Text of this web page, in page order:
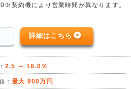
契約機により営業時間が異なります。
詳細はこちら
2.5 ～ 18.0％
：最大 800万円